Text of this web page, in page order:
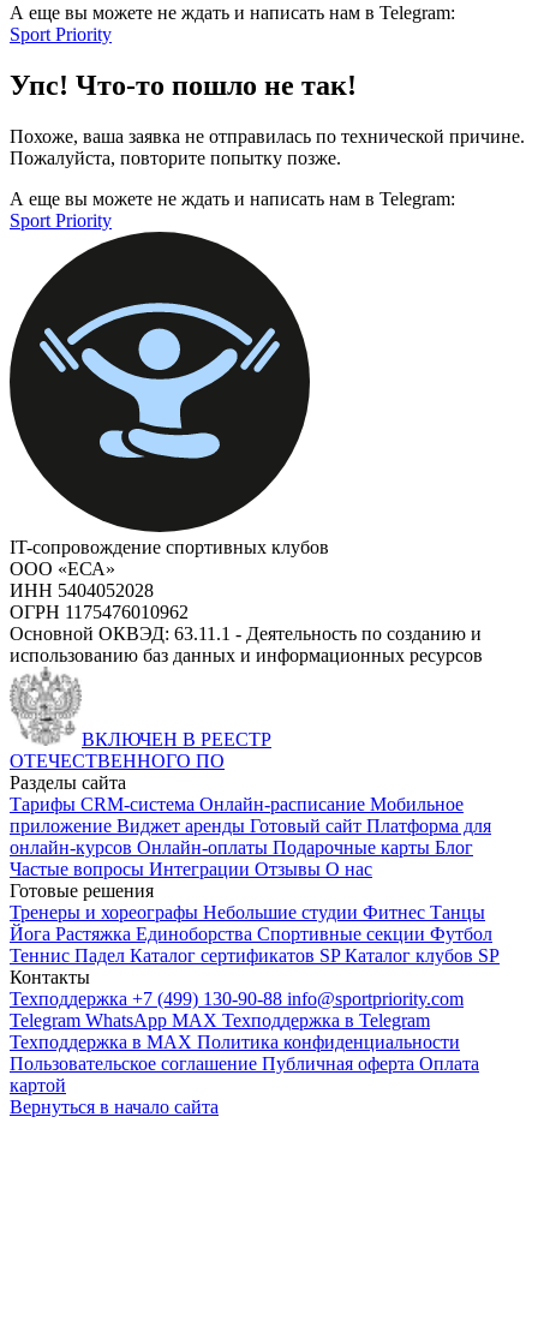
А еще вы можете не ждать и написать нам в Telegram:
Sport Priority
Упс! Что-то пошло не так!
Похоже, ваша заявка не отправилась по технической причине.
Пожалуйста, повторите попытку позже.
А еще вы можете не ждать и написать нам в Telegram:
Sport Priority
IT-сопровождение спортивных клубов
ООО «ЕСА»
ИНН 5404052028
ОГРН 1175476010962
Основной ОКВЭД: 63.11.1 - Деятельность по созданию и
использованию баз данных и информационных ресурсов
ВКЛЮЧЕН В РЕЕСТР
ОТЕЧЕСТВЕННОГО ПО
Разделы сайта
Тарифы CRM-система Онлайн-расписание Мобильное
приложение Виджет аренды Готовый сайт Платформа для
онлайн-курсов Онлайн-оплаты Подарочные карты Блог
Частые вопросы Интеграции Отзывы О нас
Готовые решения
Тренеры и хореографы Небольшие студии Фитнес Танцы
Йога Растяжка Единоборства Спортивные секции Футбол
Теннис Падел Каталог сертификатов SPКаталог клубов SP
Контакты
Техподдержка +7 (499) 130-90-88 info@sportpriority.com
Telegram WhatsApp MAX Техподдержка в Telegram
Техподдержка в MAX Политика конфиденциальности
Пользовательское соглашение Публичная оферта Оплата
картой
Вернуться в начало сайта